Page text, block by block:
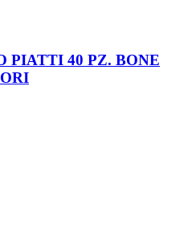
PIATTI 40 PZ. BONE